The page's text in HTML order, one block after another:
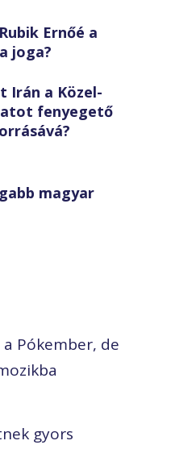
Ernőé a
joga?
Irán a Közel-
fenyegető
magyar
Pókember, de
gyors